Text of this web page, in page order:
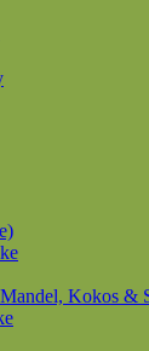
Kokos &